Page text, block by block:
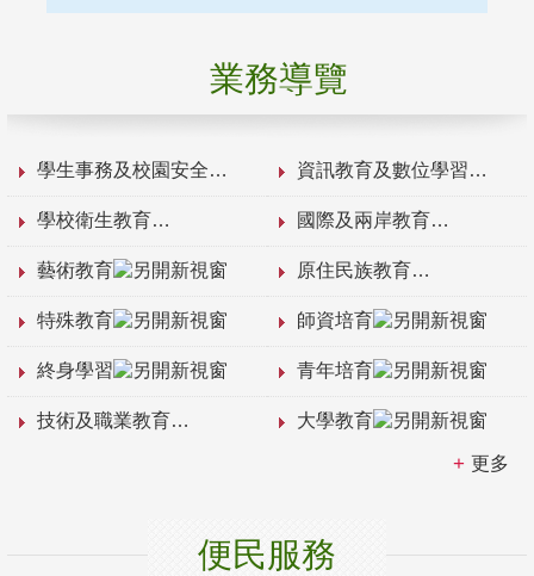
業務導覽
學生事務及校園安全 資訊教育及數位學習
學校衛生教育 國際及兩岸教育
藝術教育 原住民族教育
特殊教育 師資培育
終身學習 青年培育
技術及職業教育 大學教育
更多
便民服務